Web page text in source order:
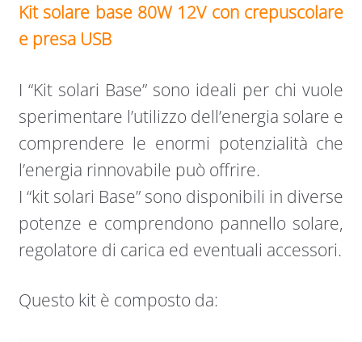
Kit solare base 80W 12V con crepuscolare
e presa USB
I “Kit solari Base” sono ideali per chi vuole
sperimentare l’utilizzo dell’energia solare e
comprendere le enormi potenzialità che
l’energia rinnovabile può offrire.
I “kit solari Base” sono disponibili in diverse
potenze e comprendono pannello solare,
regolatore di carica ed eventuali accessori.
Questo kit è composto da: